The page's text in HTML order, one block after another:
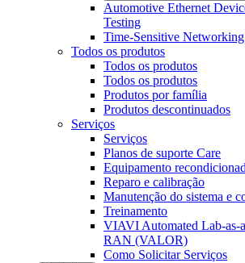
Automotive Ethernet
Testing
Time-Sensitive
Todos os produtos
Todos os produtos
Todos os produtos
Produtos por família
Produtos descontinuados
Serviços
Serviços
Planos de suporte Care
Equipamento
Reparo e calibração
Manutenção do sistema e
Treinamento
VIAVI Automated Lab-as-
RAN (VALOR)
Como Solicitar Serviços